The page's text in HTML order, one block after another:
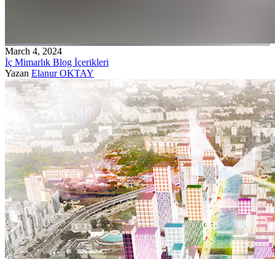
March 4, 2024
İç Mimarlık Blog İçerikleri
Yazan Elanur OKTAY